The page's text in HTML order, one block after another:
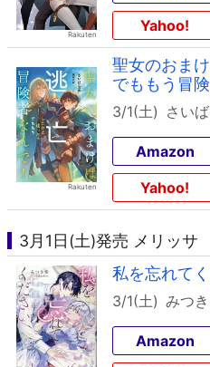
Yahoo!
聖女のおま
でももう冒
3/1(土) さい
Amazon
Yahoo!
3月1日(土)発売 メリッサ
私を忘れて
3/1(土) みつ
Amazon